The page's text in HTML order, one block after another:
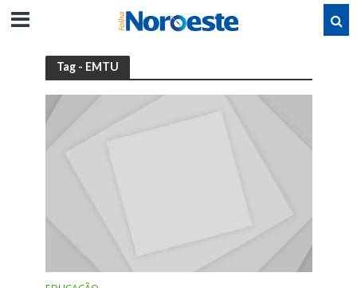
Tag - EMTU